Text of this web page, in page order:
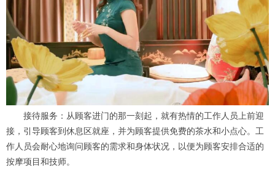
接待服务：从顾客进门的那一刻起，就有热情的工作人员上前迎
接，引导顾客到休息区就座，并为顾客提供免费的茶水和小点心。工
作人员会耐心地询问顾客的需求和身体状况，以便为顾客安排合适的
按摩项目和技师。